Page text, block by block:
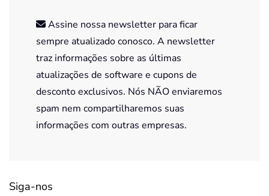
Assine nossa newsletter para ficar
sempre atualizado conosco. A newsletter
traz informações sobre as últimas
atualizações de software e cupons de
desconto exclusivos. Nós NÃO enviaremos
spam nem compartilharemos suas
informações com outras empresas.
Siga-nos